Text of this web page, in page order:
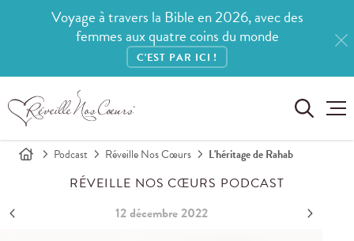
Voyage à travers la Bible en 2026, avec des
femmes aux quatre coins du monde
C'EST PAR ICI !
Podcast Réveille Nos Cœurs L'héritage de Rahab
RÉVEILLE NOS CŒURS PODCAST
12 décembre 2022